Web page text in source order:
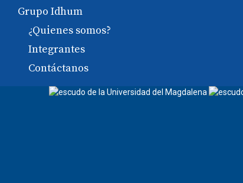
Grupo Idhum
¿Quienes somos?
Integrantes
Contáctanos